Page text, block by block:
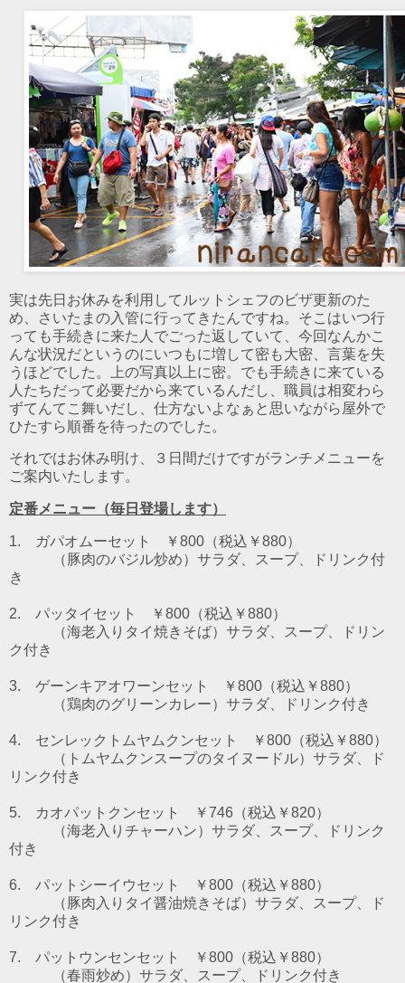
実は先日お休みを利用してルットシェフのビザ更新のた
め、さいたまの入管に行ってきたんですね。そこはいつ行
っても手続きに来た人でごった返していて、今回なんかこ
んな状況だというのにいつもに増して密も大密、言葉を失
うほどでした。上の写真以上に密。でも手続きに来ている
人たちだって必要だから来ているんだし、職員は相変わら
ずてんてこ舞いだし、仕方ないよなぁと思いながら屋外で
ひたすら順番を待ったのでした。
それではお休み明け、３日間だけですがランチメニューを
ご案内いたします。
定番メニュー（毎日登場します）
1. ガパオムーセット ￥800（税込￥880）
（豚肉のバジル炒め） サラダ、スープ、ドリンク付
き
2. パッタイセット ￥800（税込￥880）
（海老入りタイ焼きそば） サラダ、スープ、ドリン
ク付き
3. ゲーンキアオワーンセット ￥800（税込￥880）
（鶏肉のグリーンカレー） サラダ、ドリンク付き
4. センレックトムヤムクンセット ￥800（税込￥880）
（トムヤムクンスープのタイヌードル） サラダ、ド
リンク付き
5. カオパットクンセット ￥746（税込￥820）
（海老入りチャーハン）サラダ、スープ、ドリンク
付き
6. パットシーイウセット
￥800（税込￥880）
（豚肉入りタイ醤油焼きそば）サラダ、スープ、ド
リンク付き
7. パットウンセンセット
￥800（税込￥880）
（春雨炒め）サラダ、スープ、ドリンク付き